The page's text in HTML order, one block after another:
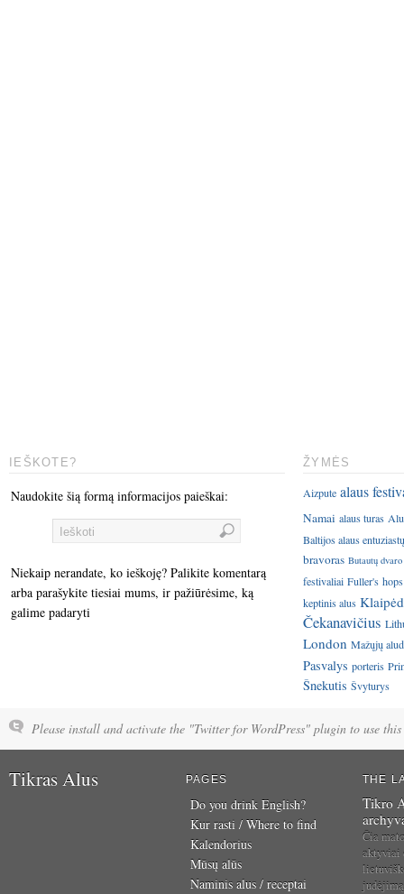
IEŠKOTE?
Naudokite šią formą informacijos paieškai:
Niekaip nerandate, ko ieškoję? Palikite komentarą
arba parašykite tiesiai mums, ir pažiūrėsime, ką
galime padaryti
ŽYMĖS
Aizpute alaus
Namai alaus turas
Baltijos alaus
bravoras Butautų dvaro
festivaliai Fuller's hops
keptinis alus
Čekanavičius
London Mažųjų
Pasvalys porteris
Šnekutis Švyturys
Please install and activate the "Twitter for WordPress" plugin to use this
Tikras Alus PAGES
Do you drink English?
Kur rasti / Where to find
Kalendorius
Mūsų alūs
Naminis alus / receptai
THE
Tikro
Čia
aktyviai